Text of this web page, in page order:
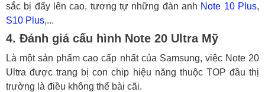
sắc bị đẩy lên cao, tương tự những đàn anh Note 10 Plus,
S10 Plus,...
4. Đánh giá cấu hình Note 20 Ultra Mỹ
Là một sản phẩm cao cấp nhất của Samsung, việc Note 20
Ultra được trang bị con chip hiệu năng thuộc TOP đầu thị
trường là điều không thể bài cãi.